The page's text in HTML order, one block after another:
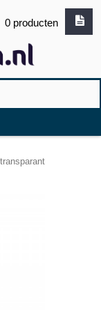
0 producten